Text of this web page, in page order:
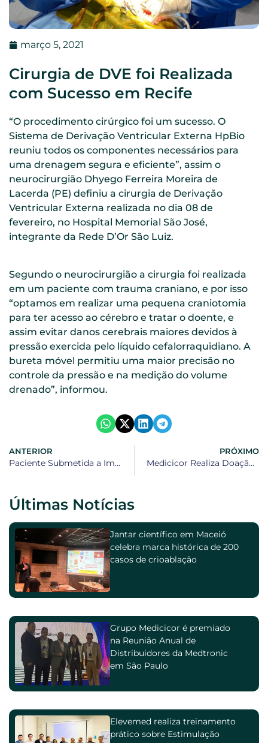
março 5, 2021
Cirurgia de DVE foi Realizada
com Sucesso em Recife
“O procedimento cirúrgico foi um sucesso. O
Sistema de Derivação Ventricular Externa HpBio
reuniu todos os componentes necessários para
uma drenagem segura e eficiente”, assim o
neurocirurgião Dhyego Ferreira Moreira de
Lacerda (PE) definiu a cirurgia de Derivação
Ventricular Externa realizada no dia 08 de
fevereiro, no Hospital Memorial São José,
integrante da Rede D’Or São Luiz.
Segundo o neurocirurgião a cirurgia foi realizada
em um paciente com trauma craniano, e por isso
“optamos em realizar uma pequena craniotomia
para ter acesso ao cérebro e tratar o doente, e
assim evitar danos cerebrais maiores devidos à
pressão exercida pelo líquido cefalorraquidiano. A
bureta móvel permitiu uma maior precisão no
controle da pressão e na medição do volume
drenado”, informou.
ANTERIOR
Paciente Submetida a Implante de Válvula Lombo Peritoneal já Retornou às Atividades Diárias
PRÓXIMO
Medicicor Realiza Doação de Sistemas para Instituição de Ensino
Últimas Notícias
Jantar científico em Maceió
celebra marca histórica de 200
casos de crioablação
Grupo Medicicor é premiado
na Reunião Anual de
Distribuidores da Medtronic
em São Paulo
Elevemed realiza treinamento
prático sobre Estimulação